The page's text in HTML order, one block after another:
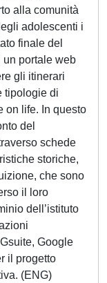
alla comunità
adolescenti i
finale del
un portale web
gli itinerari
tipologie di
on life. In questo
del
schede
storiche,
che sono
il loro
dell’istituto
Google
il progetto
(ENG)